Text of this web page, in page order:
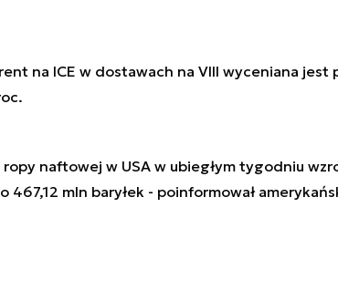
na ICE w dostawach na VIII wyceniana jest
ropy naftowej w USA w ubiegłym tygodniu
467,12 mln baryłek - poinformował